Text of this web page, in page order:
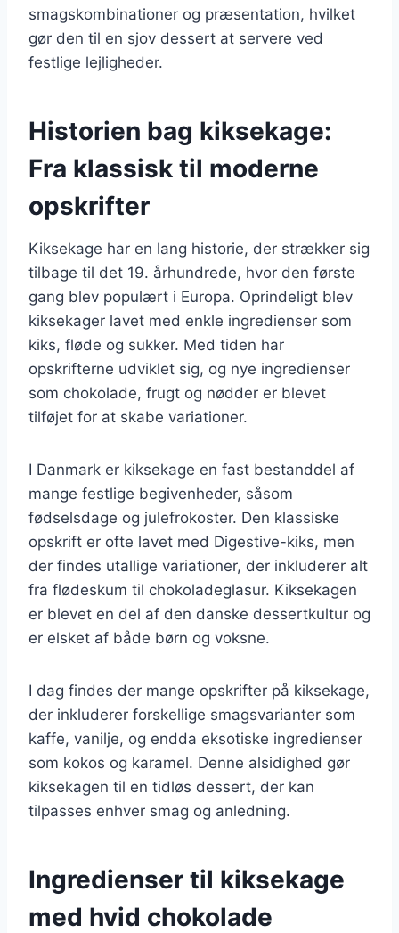
smagskombinationer og præsentation, hvilket
gør den til en sjov dessert at servere ved
festlige lejligheder.
Historien bag kiksekage:
Fra klassisk til moderne
opskrifter
Kiksekage har en lang historie, der strækker sig
tilbage til det 19. århundrede, hvor den første
gang blev populært i Europa. Oprindeligt blev
kiksekager lavet med enkle ingredienser som
kiks, fløde og sukker. Med tiden har
opskrifterne udviklet sig, og nye ingredienser
som chokolade, frugt og nødder er blevet
tilføjet for at skabe variationer.
I Danmark er kiksekage en fast bestanddel af
mange festlige begivenheder, såsom
fødselsdage og julefrokoster. Den klassiske
opskrift er ofte lavet med Digestive-kiks, men
der findes utallige variationer, der inkluderer alt
fra flødeskum til chokoladeglasur. Kiksekagen
er blevet en del af den danske dessertkultur og
er elsket af både børn og voksne.
I dag findes der mange opskrifter på kiksekage,
der inkluderer forskellige smagsvarianter som
kaffe, vanilje, og endda eksotiske ingredienser
som kokos og karamel. Denne alsidighed gør
kiksekagen til en tidløs dessert, der kan
tilpasses enhver smag og anledning.
Ingredienser til kiksekage
med hvid chokolade